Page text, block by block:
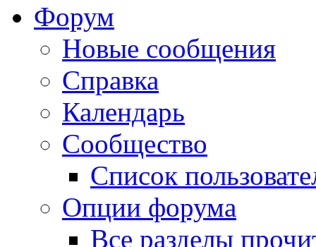
Форум
Новые сообщения
Справка
Календарь
Сообщество
Список
Опции форума
Все разделы